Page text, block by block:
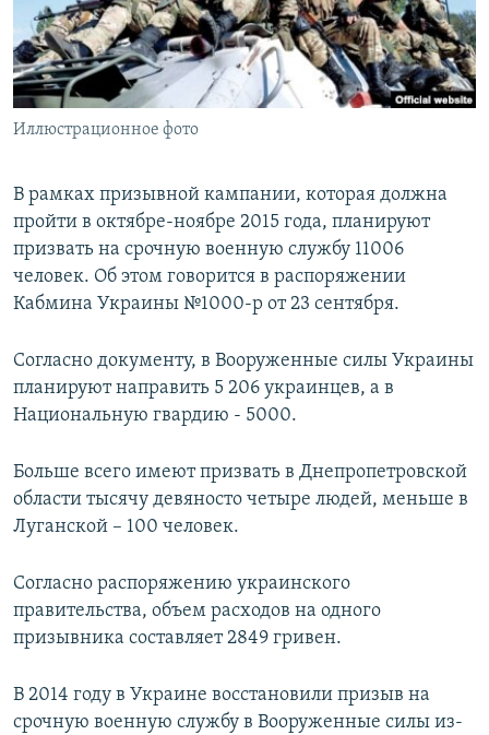
ПОБЕДИТЕЛЕЙ НЕ СУДЯТ?
КРЫМ.НЕПОКОРЕННЫЙ
ELIFBE
УКРАИНСКАЯ ПРОБЛЕМА КРЫМА
ПРИСОЕДИНЯЙТЕСЬ!
Иллюстрационное фото
В рамках призывной кампании, которая должна
пройти в октябре-ноябре 2015 года, планируют
призвать на срочную военную службу 11006
человек. Об этом говорится в распоряжении
Кабмина Украины №1000-р от 23 сентября.
Согласно документу, в Вооруженные силы Украины
планируют направить 5 206 украинцев, а в
Национальную гвардию - 5000.
Больше всего имеют призвать в Днепропетровской
области тысячу девяносто четыре людей, меньше в
Луганской – 100 человек.
Согласно распоряжению украинского
правительства, объем расходов на одного
призывника составляет 2849 гривен.
В 2014 году в Украине восстановили призыв на
срочную военную службу в Вооруженные силы из-